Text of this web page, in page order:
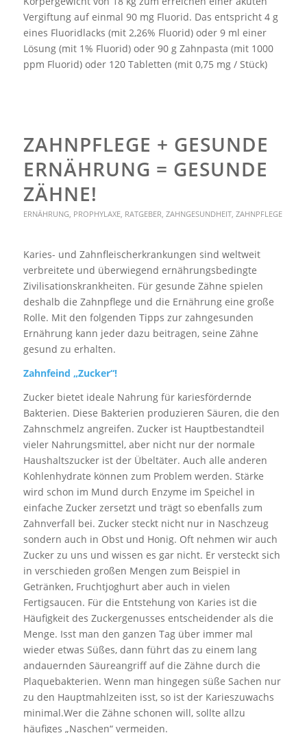
Vergiftung auf einmal 90 mg Fluorid. Das entspricht 4 g
eines Fluoridlacks (mit 2,26% Fluorid) oder 9 ml einer
Lösung (mit 1% Fluorid) oder 90 g Zahnpasta (mit 1000
ppm Fluorid) oder 120 Tabletten (mit 0,75 mg / Stück)
ZAHNPFLEGE + GESUNDE
ERNÄHRUNG = GESUNDE
ZÄHNE!
ERNÄHRUNG PROPHYLAXE, RATGEBER ZAHNGESUNDHEIT, ZAHNPFLEGE
Karies- und Zahnfleischerkrankungen sind weltweit
verbreitete und überwiegend ernährungsbedingte
Zivilisationskrankheiten. Für gesunde Zähne spielen
deshalb die Zahnpflege und die Ernährung eine große
Rolle. Mit den folgenden Tipps zur zahngesunden
Ernährung kann jeder dazu beitragen, seine Zähne
gesund zu erhalten.
Zahnfeind „Zucker“!
Zucker bietet ideale Nahrung für kariesfördernde
Bakterien. Diese Bakterien produzieren Säuren, die den
Zahnschmelz angreifen. Zucker ist Hauptbestandteil
vieler Nahrungsmittel, aber nicht nur der normale
Haushaltszucker ist der Übeltäter. Auch alle anderen
Kohlenhydrate können zum Problem werden. Stärke
wird schon im Mund durch Enzyme im Speichel in
einfache Zucker zersetzt und trägt so ebenfalls zum
Zahnverfall bei. Zucker steckt nicht nur in Naschzeug
sondern auch in Obst und Honig. Oft nehmen wir auch
Zucker zu uns und wissen es gar nicht. Er versteckt sich
in verschieden großen Mengen zum Beispiel in
Getränken, Fruchtjoghurt aber auch in vielen
Fertigsaucen. Für die Entstehung von Karies ist die
Häufigkeit des Zuckergenusses entscheidender als die
Menge. Isst man den ganzen Tag über immer mal
wieder etwas Süßes, dann führt das zu einem lang
andauernden Säureangriff auf die Zähne durch die
Plaquebakterien. Wenn man hingegen süße Sachen nur
zu den Hauptmahlzeiten isst, so ist der Karieszuwachs
minimal.Wer die Zähne schonen will, sollte allzu
häufiges „Naschen“ vermeiden.